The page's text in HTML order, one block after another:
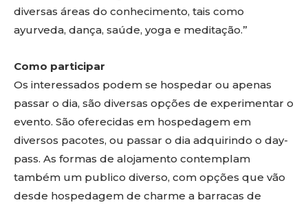
diversas áreas do conhecimento, tais como
ayurveda, dança, saúde, yoga e meditação.”
Como participar
Os interessados podem se hospedar ou apenas
passar o dia, são diversas opções de experimentar o
evento. São oferecidas em hospedagem em
diversos pacotes, ou passar o dia adquirindo o day-
pass. As formas de alojamento contemplam
também um publico diverso, com opções que vão
desde hospedagem de charme a barracas de